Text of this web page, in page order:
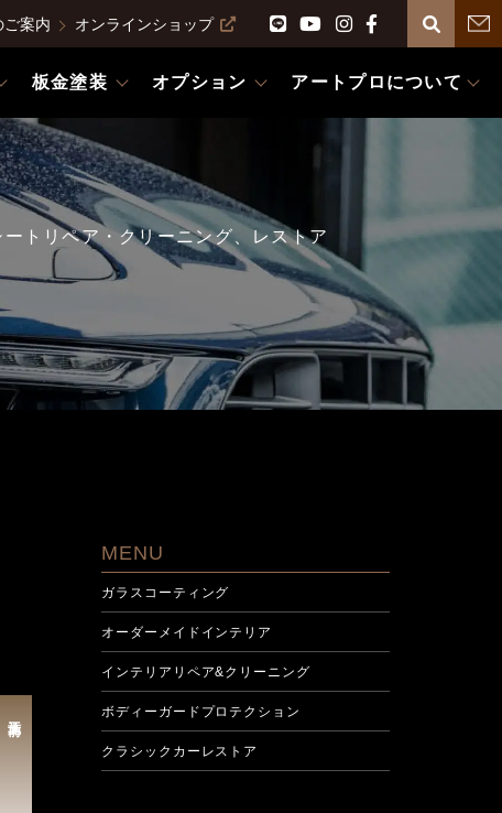
ご案内 オンラインショップ
板金塗装 オプション アートプロについて
トリペア・クリーニング、レストア
MENU
ガラスコーティング
オーダーメイドインテリア
インテリアリペア&クリーニング
ボディーガードプロテクション
クラシックカーレストア